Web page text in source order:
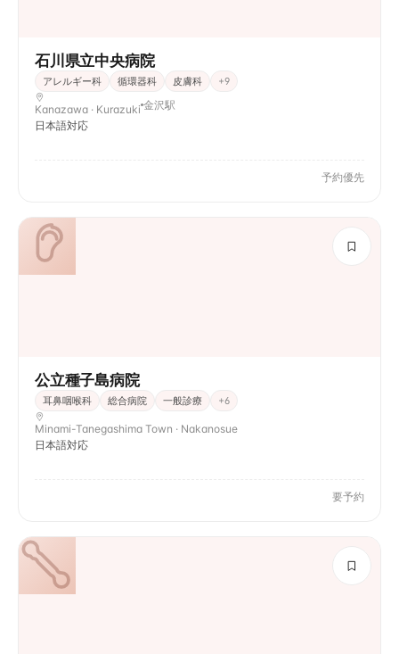
石川県立中央病院
アレルギー科 循環器科 皮膚科 +9
Kanazawa · Kurazuki 金沢駅
日本語対応
予約優先
公立種子島病院
耳鼻咽喉科 総合病院 一般診療 +6
Minami-Tanegashima Town · Nakanosue
日本語対応
要予約